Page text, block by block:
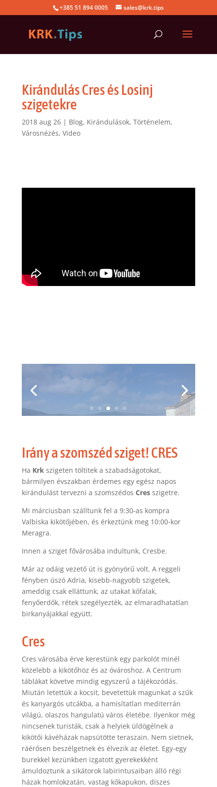
+385 51 894 0005 sales@krk.tips
Kirándulás Cres és Losinj
szigetekre
2018 aug 26| Blog, Kirándulások, Történelem,
Városnézés, Video
Irány a szomszéd sziget! CRES
Ha Krkszigeten töltitek a szabadságotokat,
bármilyen évszakban érdemes egy egész napos
kirándulást tervezni a szomszédos Cresszigetre.
Mi márciusban szálltunk fel a 9:30-as kompra
Valbiska kikötőjében, és érkeztünk meg 10:00-kor
Meragra.
Innen a sziget fővárosába indultunk, Cresbe.
Már az odáig vezető út is gyönyörű volt. A reggeli
fényben úszó Adria, kisebb-nagyobb szigetek,
ameddig csak elláttunk, az utakat kőfalak,
fenyőerdők, rétek szegélyezték, az elmaradhatatlan
birkanyájakkal együtt.
Cres
Cres városába érve kerestünk egy parkolót minél
közelebb a kikötőhöz és az óvároshoz. A Centrum
táblákat követve mindig egyszerű a tájékozódás.
Miután letettük a kocsit, bevetettük magunkat a szűk
és kanyargós utcákba, a hamisítatlan mediterrán
világú, olaszos hangulatú város életébe. Ilyenkor még
nincsenek turisták, csak a helyiek üldögélnek a
kikötői kávéházak napsütötte teraszain. Nem sietnek,
ráérősen beszélgetnek és élvezik az életet. Egy-egy
burekkel kezünkben izgatott gyerekekként
ámuldoztunk a sikátorok labirintusaiban álló régi
házak homlokzatán, vastag kőkapukon, díszes